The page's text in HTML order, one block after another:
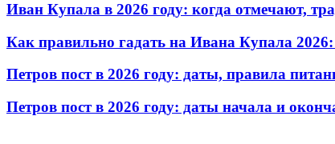
Иван Купала в 2026 году: когда отмечают,
Как правильно гадать на Ивана Купала
Петров пост в 2026 году: даты, правила
Петров пост в 2026 году: даты начала и